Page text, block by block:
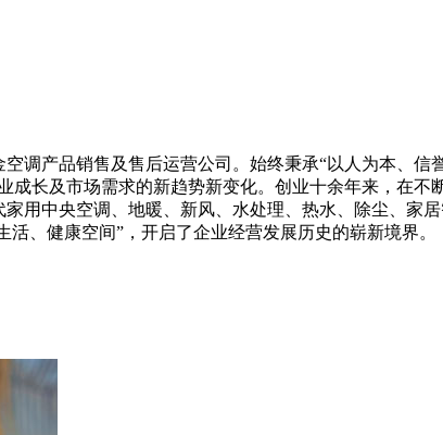
产品销售及售后运营公司。始终秉承“以人为本、信
长及市场需求的新趋势新变化。创业十余年来，在不
用中央空调、地暖、新风、水处理、热水、除尘、家
、健康空间”，开启了企业经营发展历史的崭新境界。